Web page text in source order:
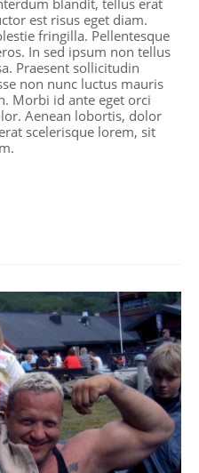
blandit, tellus erat
est risus eget diam.
fringilla. Pellentesque
In sed ipsum non tellus
Praesent sollicitudin
non nunc luctus mauris
Morbi id ante eget orci
Aenean lobortis, dolor
scelerisque lorem, sit